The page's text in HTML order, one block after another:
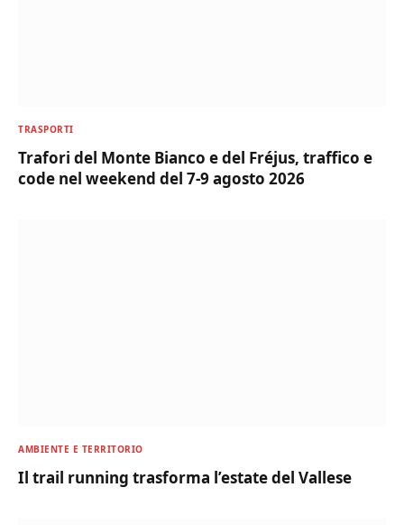
TRASPORTI
Trafori del Monte Bianco e del Fréjus, traffico e
code nel weekend del 7-9 agosto 2026
AMBIENTE E TERRITORIO
Il trail running trasforma l’estate del Vallese